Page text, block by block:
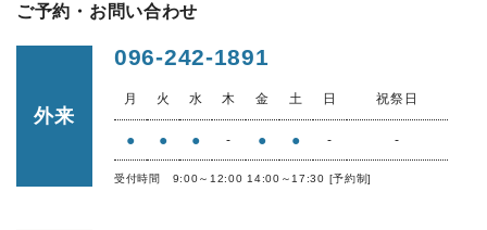
ご予約・お問い合わせ
外来
096-242-1891
月 火 水 木 金 土 日 祝祭日
● ● ● - ● ● - -
受付時間 9:00～12:00 14:00～17:30 [予約制]